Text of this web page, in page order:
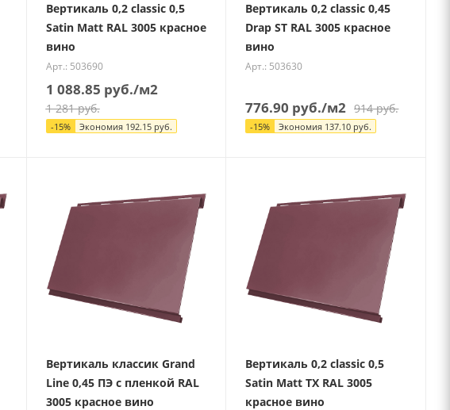
Вертикаль 0,2 classic 0,5
Satin Matt RAL 3005 красное
вино
Арт.: 503690
1 088.85 руб./м2
1 281руб.
-15% Экономия 192.15руб.
Вертикаль 0,2 classic 0,45
Drap ST RAL 3005 красное
вино
Арт.: 503630
776.90 руб./м2 914руб.
-15% Экономия 137.10 руб.
Вертикаль классик Grand
Line 0,45 ПЭ с пленкой RAL
3005 красное вино
Вертикаль 0,2 classic 0,5
Satin Matt TX RAL 3005
красное вино